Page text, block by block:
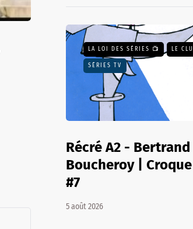
LA LOI DES SÉRIES 📺 LE
SÉRIES TV
Récré A2 - Bertrand
Boucheroy |
#7
5 août 2026